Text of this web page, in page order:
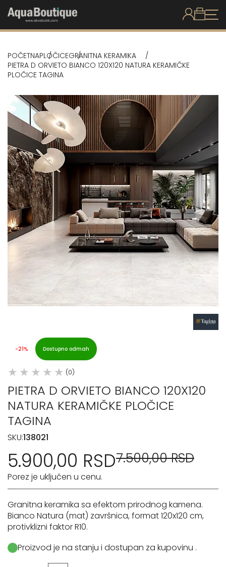
POČETNAPLOČICEGRANITNA KERAMIKA
PIETRA D ORVIETO BIANCO 120X120 NATURA KERAMIČKE
PLOČICE TAGINA
-21% Dostupno odmah
(0)
PIETRA D ORVIETO BIANCO 120X120
NATURA KERAMIČKE PLOČICE
TAGINA
SKU:138021
5.900,00 RSD7.500,00 RSD
Porez je uključen u cenu.
Granitna keramika sa efektom prirodnog kamena.
Bianco Natura (mat) završnica, format 120x120 cm,
protivklizni faktor R10.
Proizvod je na stanju i dostupan za kupovinu .